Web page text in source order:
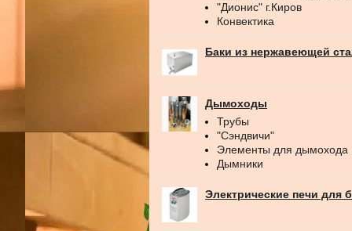
"Дионис" г.Киров
Конвектика
Баки из нержавеющей
Дымоходы
Трубы
"Сэндвичи"
Элементы для дымохода
Дымники
Электрические печи для